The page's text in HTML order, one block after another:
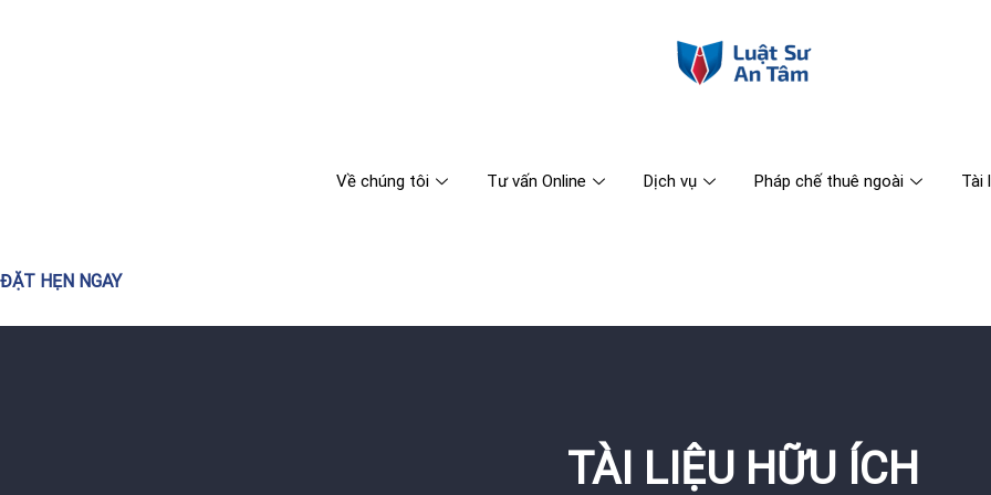
Về chúng tôi Tư vấn Online Dịch vụ Pháp chế thuê ngoài Tài
ĐẶT HẸN NGAY
TÀI LIỆU HỮU ÍCH